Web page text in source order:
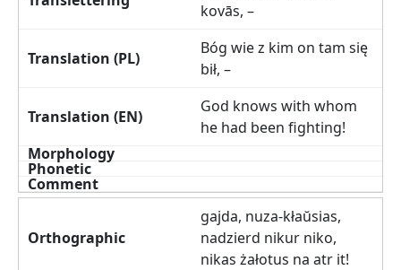
kovās, –
Bóg wie z kim on tam się
bił, –
God knows with whom
he had been fighting!
gajda, nuza-kłaŭsias,
nadzierd nikur niko,
nikas żałotus na atr it!